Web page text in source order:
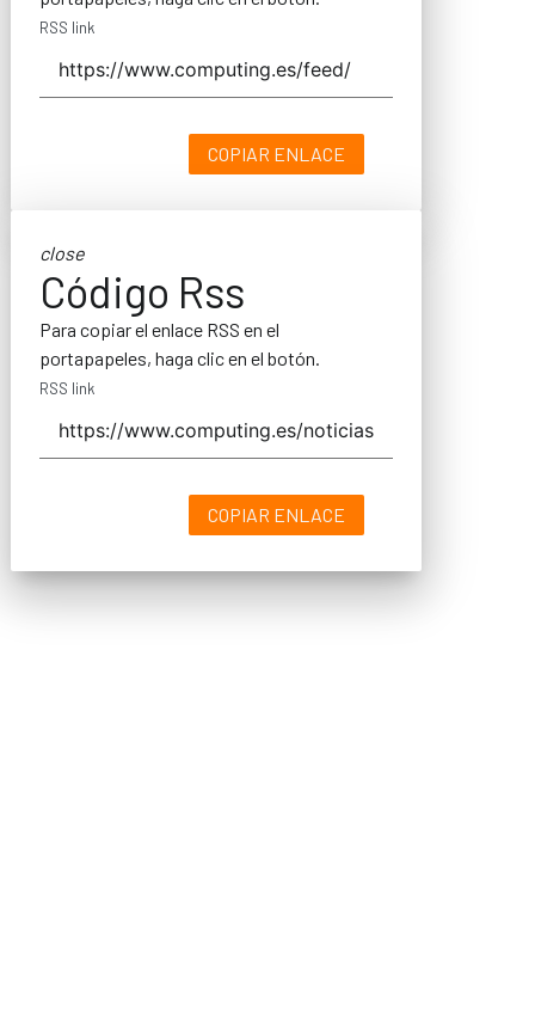
RSS link
COPIAR ENLACE
close
Código Rss
Para copiar el enlace RSS en el
portapapeles, haga clic en el botón.
RSS link
COPIAR ENLACE